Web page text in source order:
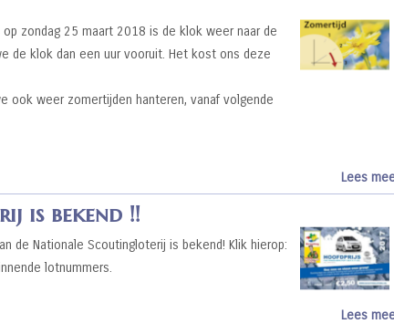
zondag 25 maart 2018 is de klok weer naar de
de klok dan een uur vooruit. Het kost ons deze
ook weer zomertijden hanteren, vanaf volgende
Lees
is bekend !!
de Nationale Scoutingloterij is bekend! Klik hierop:
lotnummers.
Lees